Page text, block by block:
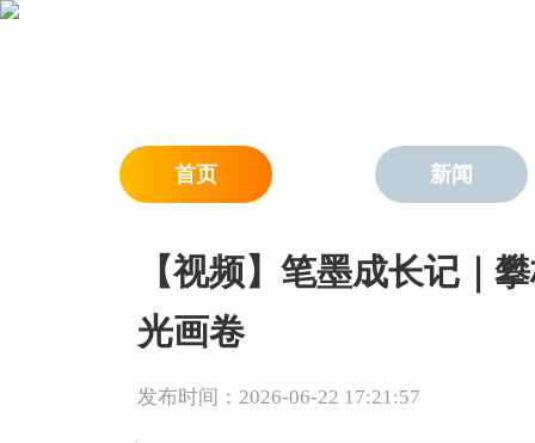
首页 新闻
【视频】笔墨成长记｜
光画卷
发布时间：2026-06-22 17:21:57